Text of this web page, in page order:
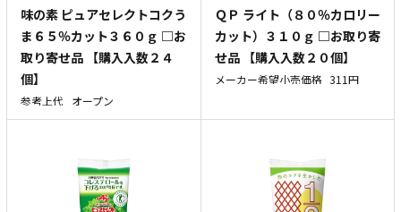
味の素 ピュアセレクトコクう
ま６５％カット３６０ｇ □お
取り寄せ品 【購入入数２４
個】
参考上代 オープン
ＱＰ ライト（８０％カロリー
カット）３１０ｇ □お取り寄
せ品 【購入入数２０個】
メーカー希望小売価格 311円